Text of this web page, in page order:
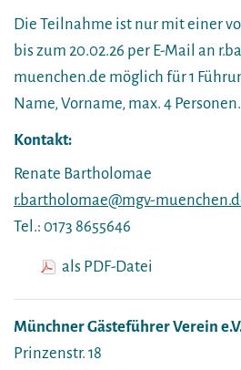
Die Teilnahme ist nur mit einer
bis zum 20.02.26 per E-Mail an
muenchen.de möglich für 1
Name, Vorname, max. 4 Personen.
Kontakt:
Renate Bartholomae
r.bartholomae@mgv-
Tel.: 0173 8655646
als PDF-Datei
Münchner Gästeführer Verein
Prinzenstr. 18